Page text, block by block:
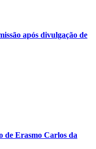
após divulgação de
de Erasmo Carlos da